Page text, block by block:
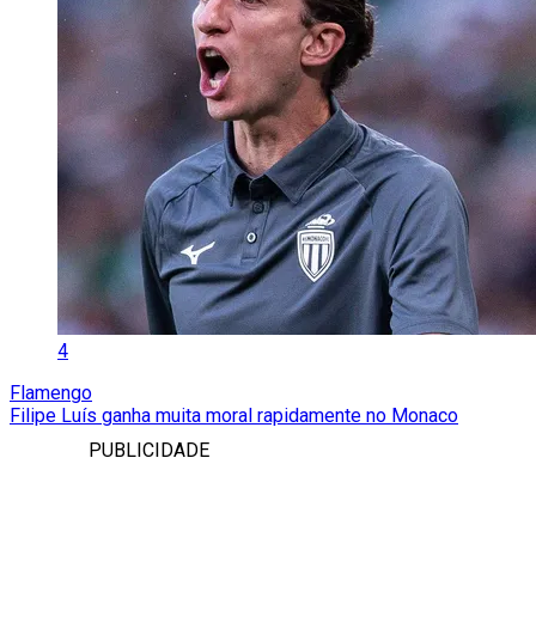
4
Flamengo
Filipe Luís ganha muita moral rapidamente no Monaco
PUBLICIDADE